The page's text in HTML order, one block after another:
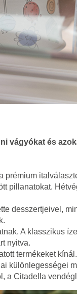
vágyókat és
prémium
pillanatokat.
desszertjeivel,
A klasszikus
nyitva.
termékeket
különlegességei
Citadella